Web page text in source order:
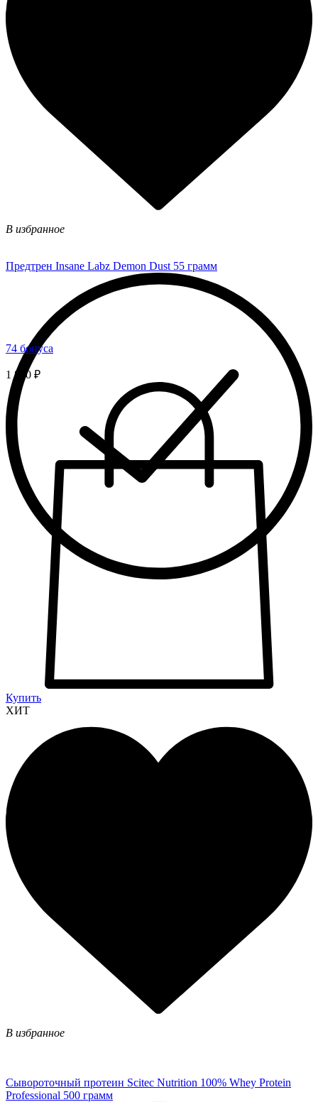
В избранное
Предтрен Insane Labz Demon Dust 55 грамм
74 бонуса
1 850 ₽
Купить
ХИТ
В избранное
Сывороточный протеин Scitec Nutrition 100% Whey Protein
Professional 500 грамм